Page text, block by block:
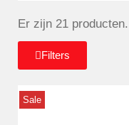
Er zijn 21 producten.
Filters
Sale